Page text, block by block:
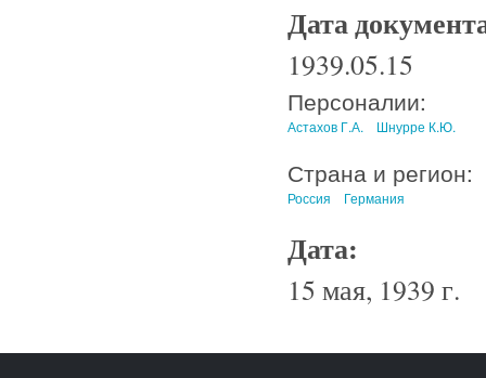
Дата
1939.05.15
Персоналии:
Астахов Г.А. Шнурре К.Ю.
Страна и регион:
Россия Германия
Дата:
15 мая, 1939 г.